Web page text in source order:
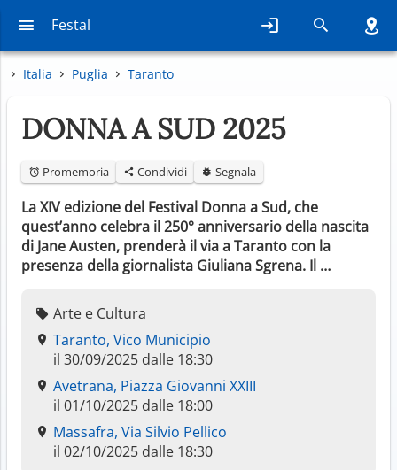
Festal
Italia Puglia Taranto
DONNA A SUD 2025
Promemoria Condividi Segnala
La XIV edizione del Festival Donna a Sud, che
quest’anno celebra il 250° anniversario della nascita
di Jane Austen, prenderà il via a Taranto con la
presenza della giornalista Giuliana Sgrena. Il …
Arte e Cultura
Taranto, Vico Municipio
il 30/09/2025 dalle 18:30
Avetrana, Piazza Giovanni XXIII
il 01/10/2025 dalle 18:00
Massafra, Via Silvio Pellico
il 02/10/2025 dalle 18:30